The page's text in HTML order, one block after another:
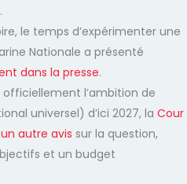
le temps d’expérimenter une
Nationale a présenté
dans la presse.
l’ambition de
universel) d’ici 2027, la Cour
autre avis sur la question,
et un budget